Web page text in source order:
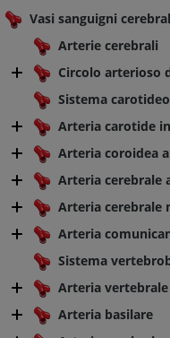
Vasi sanguigni
Arterie cerebrali
Circolo arterioso
Sistema carotideo
Arteria carotide
Arteria coroidea
Arteria cerebrale
Arteria cerebrale
Arteria
Sistema
Arteria vertebrale
Arteria basilare